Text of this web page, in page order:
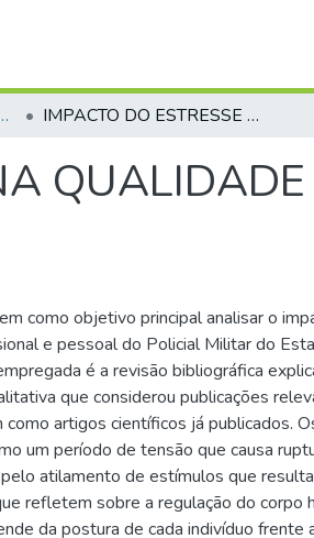
- CFP - 2018 IMPACTO DO ESTRESSE NA QUALIDADE DE VIDA DO POLICIAL MILITAR
como objetivo principal analisar o
e pessoal do Policial Militar do
é a revisão bibliográfica
que considerou publicações
artigos científicos já publicados.
um período de tensão que causa
atilamento de estímulos que
refletem sobre a regulação do corpo
da postura de cada indivíduo frente